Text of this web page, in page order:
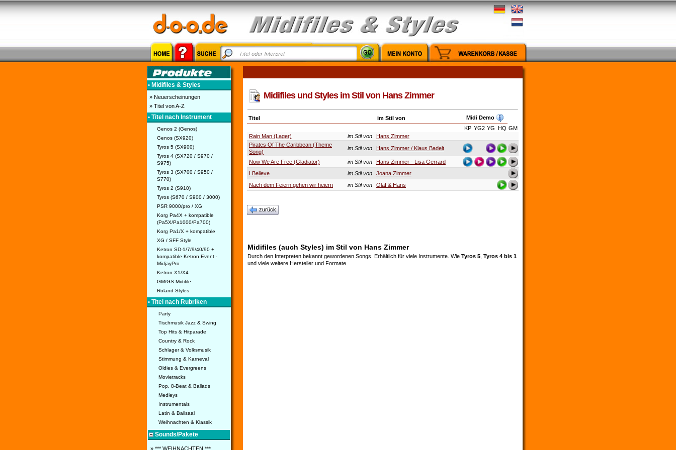
• Midifiles & Styles
» Neuerscheinungen
» Titel von A-Z
• Titel nach Instrument
Genos 2 (Genos)
Genos (SX920)
Tyros 5 (SX900)
Tyros 4 (SX720 / S970 /
S975)
Tyros 3 (SX700 / S950 /
S770)
Tyros 2 (S910)
Tyros (S670 / S900 / 3000)
PSR 9000/pro / XG
Korg Pa4X + kompatible
(Pa5X/Pa1000/Pa700)
Korg Pa1/X + kompatible
XG / SFF Style
Ketron SD-1/7/9/40/90 +
kompatible Ketron Event -
MidjayPro
Ketron X1/X4
GM/GS-Midifile
Roland Styles
• Titel nach Rubriken
Party
Tischmusik Jazz & Swing
Top Hits & Hitparade
Country & Rock
Schlager & Volksmusik
Stimmung & Karneval
Oldies & Evergreens
Movietracks
Pop, 8-Beat & Ballads
Medleys
Instrumentals
Latin & Ballsaal
Weihnachten & Klassik
Sounds/Pakete
» *** WEIHNACHTEN ***
Midifiles und Styles im Stil von Hans Zimmer
Titel im Stil von
Midi Demo
KP YG2 YG HQ GM
Rain Man (Lager)
im Stil von
Hans Zimmer
Pirates Of The Caribbean (Theme
Song)
im Stil von Hans Zimmer / Klaus Badelt
Now We Are Free (Gladiator) im Stil von
Hans Zimmer - Lisa Gerrard
I Believe
im Stil von
Joana Zimmer
Nach dem Feiern gehen wir heiern
im Stil von Olaf & Hans
zurück
Midifiles (auch Styles) im Stil von Hans Zimmer
Durch den Interpreten bekannt gewordenen Songs. Erhältlich für viele Instrumente. Wie Tyros 5 Tyros 4 bis 1
und viele weitere Hersteller und Formate